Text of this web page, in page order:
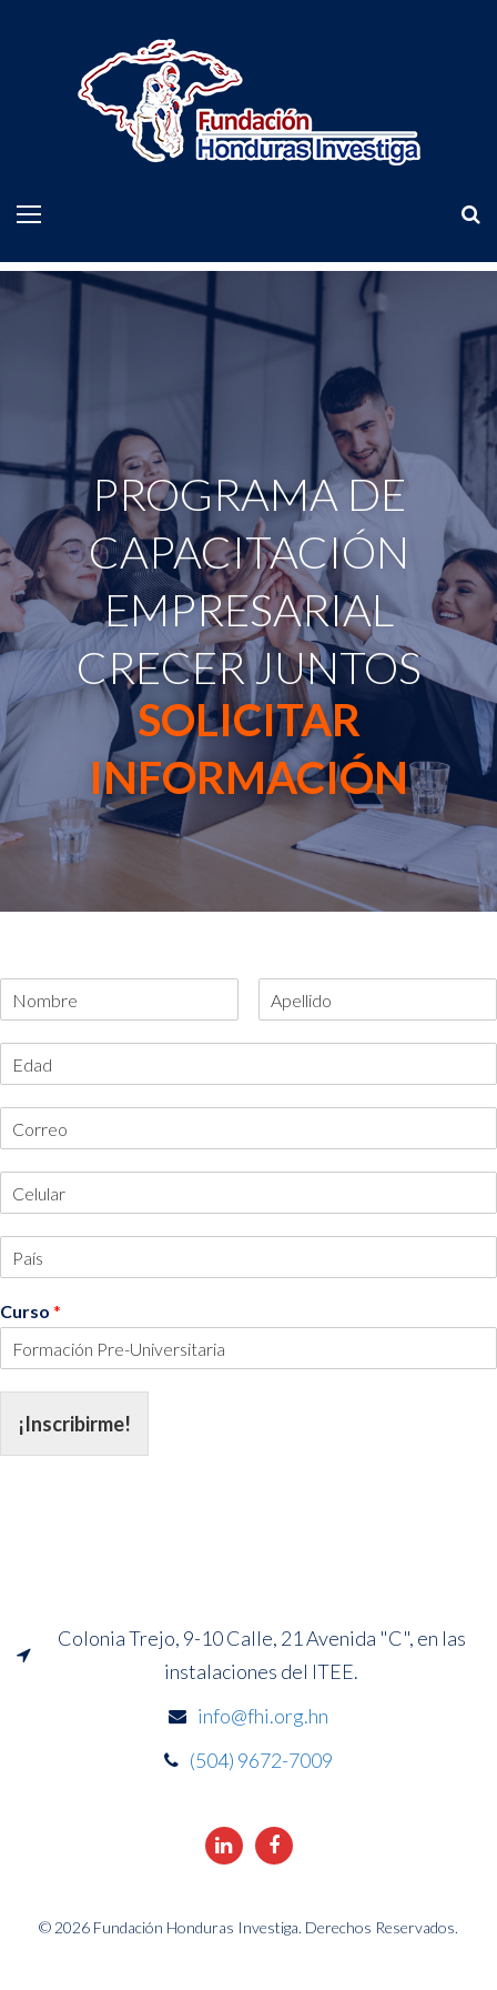
PROGRAMA DE
CAPACITACIÓN
EMPRESARIAL
CRECER JUNTOS
SOLICITAR
INFORMACIÓN
Curso *
¡Inscribirme!
Colonia Trejo, 9-10 Calle, 21 Avenida "C", en las
instalaciones del ITEE.
info@fhi.org.hn
(504) 9672-7009
© 2026 Fundación Honduras Investiga. Derechos Reservados.